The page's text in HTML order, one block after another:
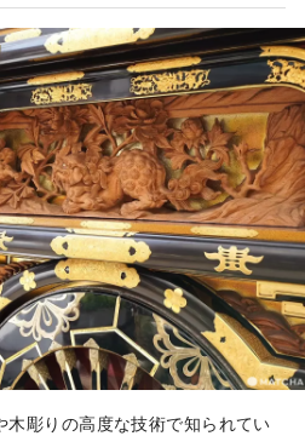
木彫りの高度な技術で知られてい